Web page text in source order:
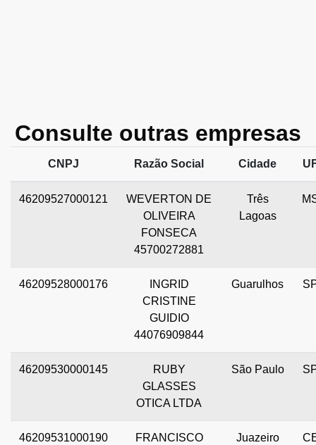
Consulte outras empresas
CNPJ Razão Social Cidade
46209527000121
WEVERTON DE
OLIVEIRA
FONSECA
45700272881
Três
Lagoas
46209528000176
INGRID
CRISTINE
GUIDIO
44076909844
Guarulhos
46209530000145
RUBY
GLASSES
OTICA LTDA
São Paulo
46209531000190
FRANCISCO
Juazeiro